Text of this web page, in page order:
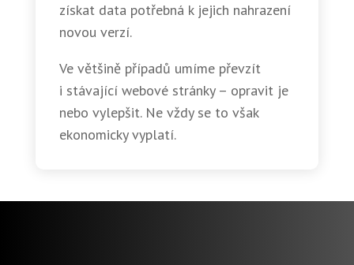
získat data potřebná k jejich nahrazení
novou verzí.
Ve většině případů umíme převzít
i stávající webové stránky – opravit je
nebo vylepšit. Ne vždy se to však
ekonomicky vyplatí.